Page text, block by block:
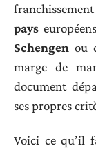
pays
Schengen ou
marge de
document
ses propres
Voici ce qu’il